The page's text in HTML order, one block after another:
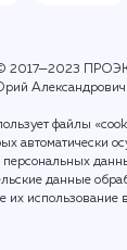
2017—2023
файлы
автоматически
персональных
данные
их использование